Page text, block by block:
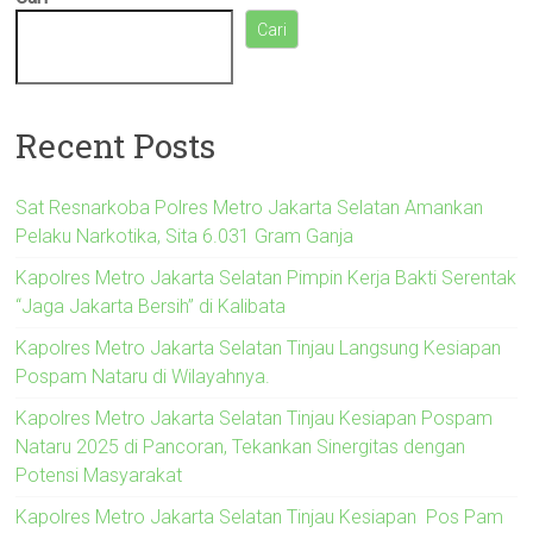
Cari
Recent Posts
Sat Resnarkoba Polres Metro Jakarta Selatan Amankan
Pelaku Narkotika, Sita 6.031 Gram Ganja
Kapolres Metro Jakarta Selatan Pimpin Kerja Bakti Serentak
“Jaga Jakarta Bersih” di Kalibata
Kapolres Metro Jakarta Selatan Tinjau Langsung Kesiapan
Pospam Nataru di Wilayahnya.
Kapolres Metro Jakarta Selatan Tinjau Kesiapan Pospam
Nataru 2025 di Pancoran, Tekankan Sinergitas dengan
Potensi Masyarakat
Kapolres Metro Jakarta Selatan Tinjau Kesiapan Pos Pam